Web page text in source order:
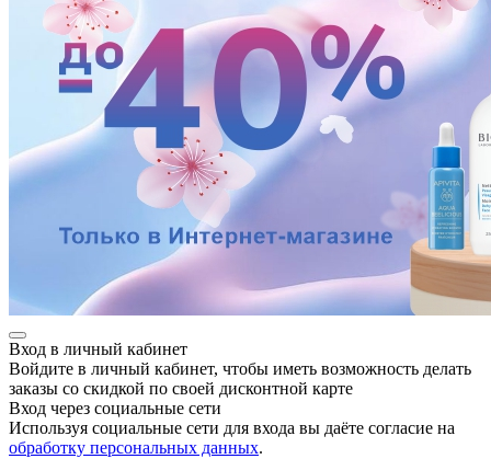
Вход в личный кабинет
Войдите в личный кабинет, чтобы иметь возможность делать
заказы со скидкой по своей дисконтной карте
Вход через социальные сети
Используя социальные сети для входа вы даёте согласие на
обработку персональных данных.